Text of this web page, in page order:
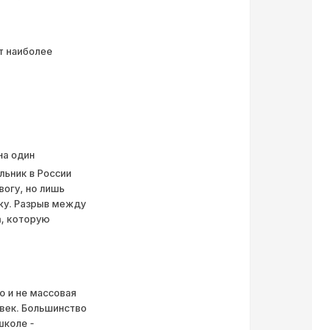
наиболее
один
в России
но лишь
Разрыв между
которую
и не массовая
Большинство
-